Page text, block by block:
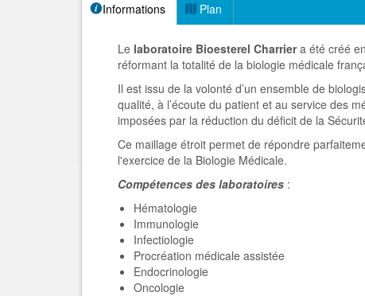
Informations Plan
Le laboratoire Bioesterel Charriera été créé
réformant la totalité de la biologie médicale
Il est issu de la volonté d’un ensemble de
qualité, à l’écoute du patient et au service des
imposées par la réduction du déficit de la
Ce maillage étroit permet de répondre
l'exercice de la Biologie Médicale.
Compétences des laboratoires :
Hématologie
Immunologie
Infectiologie
Procréation médicale assistée
Endocrinologie
Oncologie